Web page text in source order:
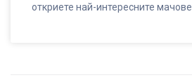
откриете най-интересните мачове